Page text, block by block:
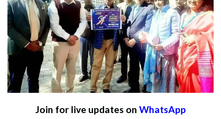
Join for live updates on WhatsApp